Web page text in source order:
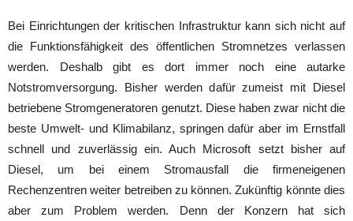
Bei Einrichtungen der kritischen Infrastruktur kann sich nicht auf
die Funktionsfähigkeit des öffentlichen Stromnetzes verlassen
werden. Deshalb gibt es dort immer noch eine autarke
Notstromversorgung. Bisher werden dafür zumeist mit Diesel
betriebene Stromgeneratoren genutzt. Diese haben zwar nicht die
beste Umwelt- und Klimabilanz, springen dafür aber im Ernstfall
schnell und zuverlässig ein. Auch Microsoft setzt bisher auf
Diesel, um bei einem Stromausfall die firmeneigenen
Rechenzentren weiter betreiben zu können. Zukünftig könnte dies
aber zum Problem werden. Denn der Konzern hat sich